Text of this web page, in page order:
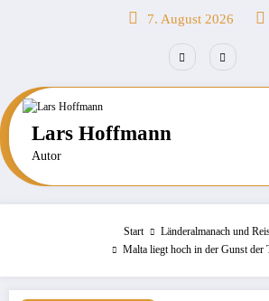
7. August 2026
Lars Hoffmann
Autor
Start
Länderalmanach und
Malta liegt hoch in der Gunst der